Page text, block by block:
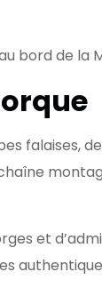
bord de la
falaises,
et